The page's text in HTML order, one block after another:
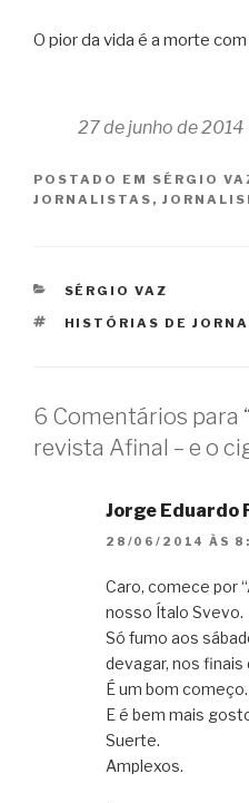
O pior da vida é a morte
27 de junho de 2014
POSTADO EM SÉRGIO
JORNALISTAS ,
CATEGORIAS
SÉRGIO VAZ
TAGS
HISTÓRIAS DE
6 Comentários para
revista Afinal – e o
Jorge Eduardo
28/06/2014 ÀS
Caro, comece por
nosso Ítalo Svevo.
Só fumo aos
devagar, nos finais
É um bom começo.
E é bem mais
Suerte.
Amplexos.